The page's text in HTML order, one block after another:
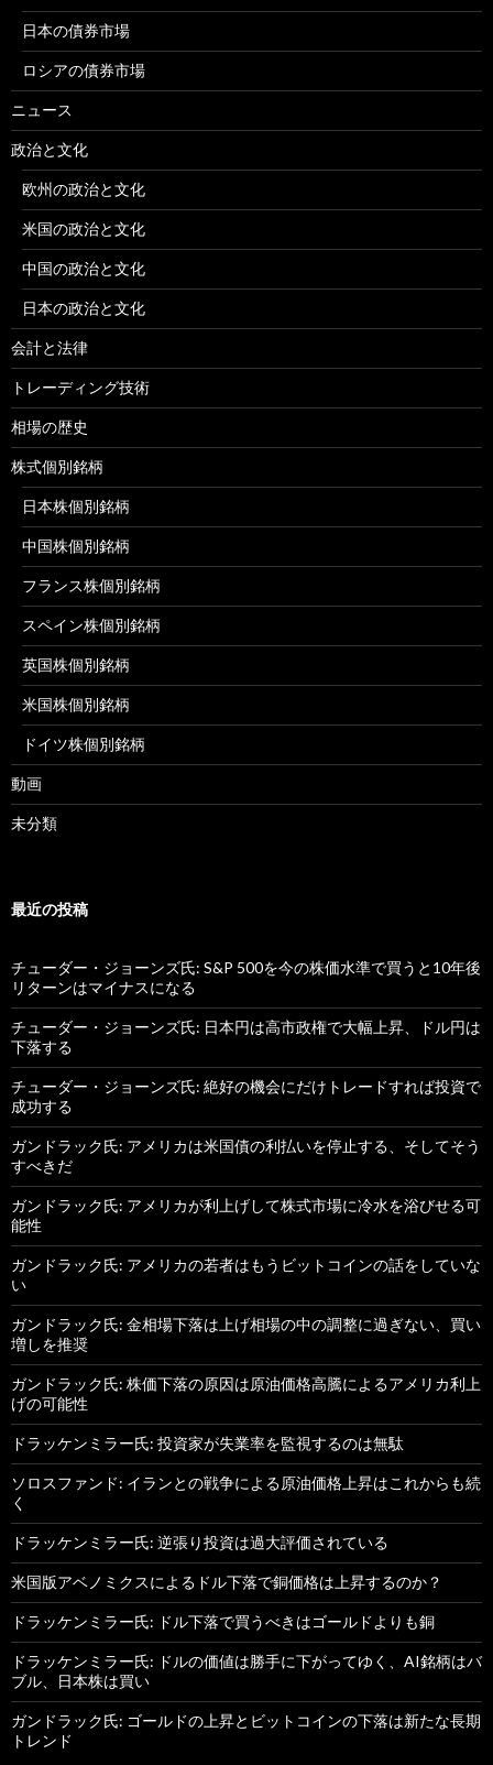
日本の債券市場
ロシアの債券市場
ニュース
政治と文化
欧州の政治と文化
米国の政治と文化
中国の政治と文化
日本の政治と文化
会計と法律
トレーディング技術
相場の歴史
株式個別銘柄
日本株個別銘柄
中国株個別銘柄
フランス株個別銘柄
スペイン株個別銘柄
英国株個別銘柄
米国株個別銘柄
ドイツ株個別銘柄
動画
未分類
最近の投稿
チューダー・ジョーンズ氏: S&P 500を今の株価水準で買うと10年後
リターンはマイナスになる
チューダー・ジョーンズ氏: 日本円は高市政権で大幅上昇、ドル円は
下落する
チューダー・ジョーンズ氏: 絶好の機会にだけトレードすれば投資で
成功する
ガンドラック氏: アメリカは米国債の利払いを停止する、そしてそう
すべきだ
ガンドラック氏: アメリカが利上げして株式市場に冷水を浴びせる可
能性
ガンドラック氏: アメリカの若者はもうビットコインの話をしていな
い
ガンドラック氏: 金相場下落は上げ相場の中の調整に過ぎない、買い
増しを推奨
ガンドラック氏: 株価下落の原因は原油価格高騰によるアメリカ利上
げの可能性
ドラッケンミラー氏: 投資家が失業率を監視するのは無駄
ソロスファンド: イランとの戦争による原油価格上昇はこれからも続
く
ドラッケンミラー氏: 逆張り投資は過大評価されている
米国版アベノミクスによるドル下落で銅価格は上昇するのか？
ドラッケンミラー氏: ドル下落で買うべきはゴールドよりも銅
ドラッケンミラー氏: ドルの価値は勝手に下がってゆく、AI銘柄はバ
ブル、日本株は買い
ガンドラック氏: ゴールドの上昇とビットコインの下落は新たな長期
トレンド